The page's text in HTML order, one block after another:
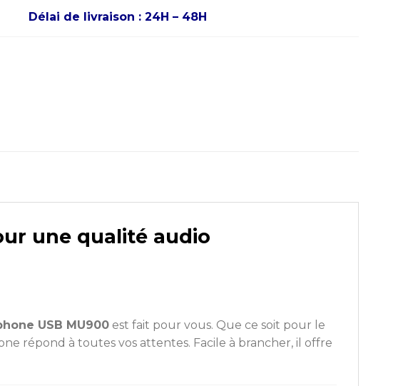
Délai de livraison : 24H – 48H
une qualité audio
USB MU900 est fait pour vous. Que ce soit pour le
répond à toutes vos attentes. Facile à brancher, il offre